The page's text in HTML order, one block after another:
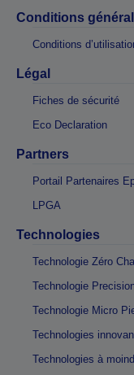
Conditions
Conditions
Légal
Fiches de sécurité
Eco Declaration
Partners
Portail Partenaires
LPGA
Technologies
Technologie Zéro
Technologie
Technologie Micro
Technologies
Technologies à